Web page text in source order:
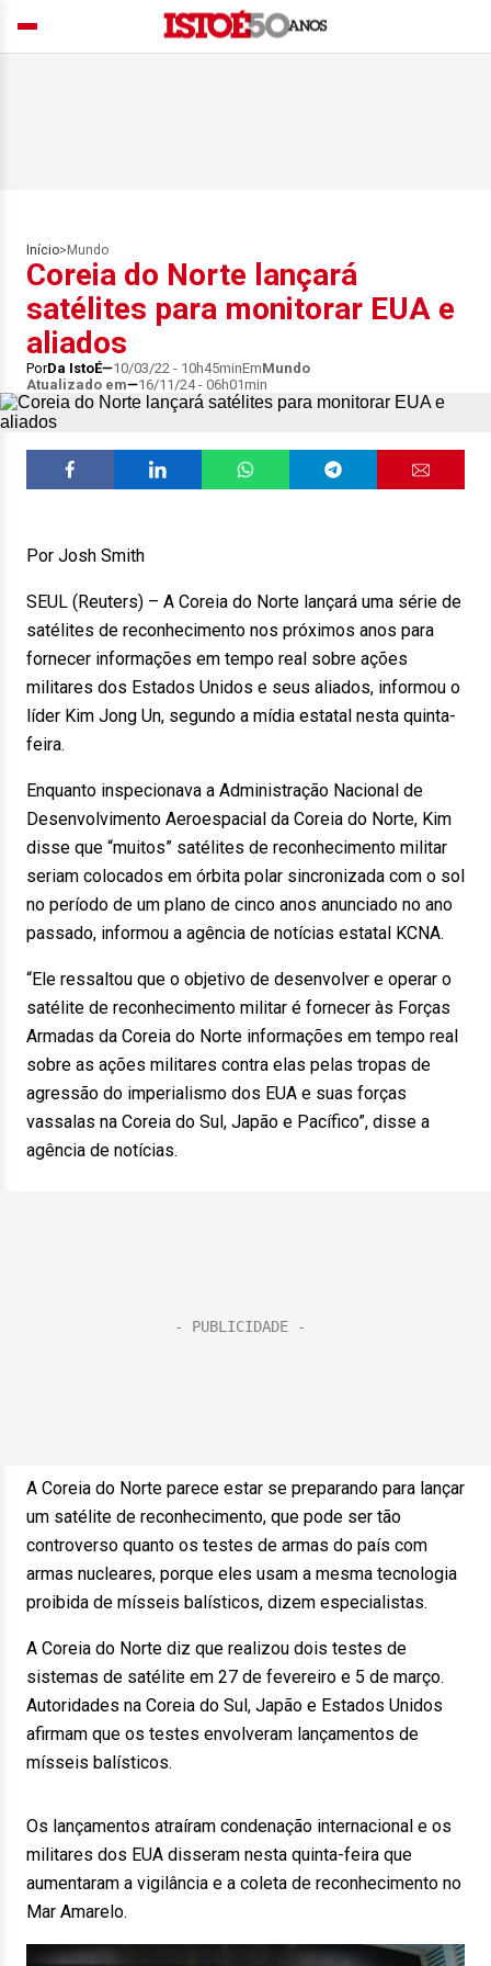
Início> Mundo
Coreia do Norte lançará
satélites para monitorar EUA e
aliados
PorDa IstoÉ 10/03/22 - 10h45minEmMundo
Atualizado em
16/11/24 - 06h01min
Por Josh Smith
SEUL (Reuters) – A Coreia do Norte lançará uma série de
satélites de reconhecimento nos próximos anos para
fornecer informações em tempo real sobre ações
militares dos Estados Unidos e seus aliados, informou o
líder Kim Jong Un, segundo a mídia estatal nesta quinta-
feira.
Enquanto inspecionava a Administração Nacional de
Desenvolvimento Aeroespacial da Coreia do Norte, Kim
disse que “muitos” satélites de reconhecimento militar
seriam colocados em órbita polar sincronizada com o sol
no período de um plano de cinco anos anunciado no ano
passado, informou a agência de notícias estatal KCNA.
“Ele ressaltou que o objetivo de desenvolver e operar o
satélite de reconhecimento militar é fornecer às Forças
Armadas da Coreia do Norte informações em tempo real
sobre as ações militares contra elas pelas tropas de
agressão do imperialismo dos EUA e suas forças
vassalas na Coreia do Sul, Japão e Pacífico”, disse a
agência de notícias.
A Coreia do Norte parece estar se preparando para lançar
um satélite de reconhecimento, que pode ser tão
controverso quanto os testes de armas do país com
armas nucleares, porque eles usam a mesma tecnologia
proibida de mísseis balísticos, dizem especialistas.
A Coreia do Norte diz que realizou dois testes de
sistemas de satélite em 27 de fevereiro e 5 de março.
Autoridades na Coreia do Sul, Japão e Estados Unidos
afirmam que os testes envolveram lançamentos de
mísseis balísticos.
Os lançamentos atraíram condenação internacional e os
militares dos EUA disseram nesta quinta-feira que
aumentaram a vigilância e a coleta de reconhecimento no
Mar Amarelo.